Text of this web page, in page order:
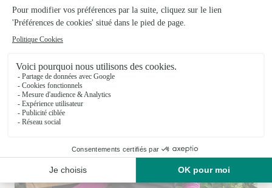
L’oxalis
Tessy Bocage
★★★ ★★4.2 (20)
Voir la boutique